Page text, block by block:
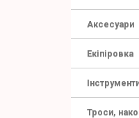
Аксесуари
Екіпіровка
Троси,